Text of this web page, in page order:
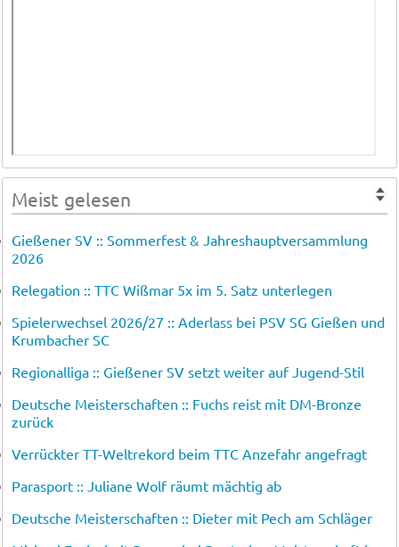
Meist gelesen
Gießener SV :: Sommerfest & Jahreshauptversammlung
2026
Relegation :: TTC Wißmar 5x im 5. Satz unterlegen
Spielerwechsel 2026/27 :: Aderlass bei PSV SG Gießen und
Krumbacher SC
Regionalliga :: Gießener SV setzt weiter auf Jugend-Stil
Deutsche Meisterschaften :: Fuchs reist mit DM-Bronze
zurück
Verrückter TT-Weltrekord beim TTC Anzefahr angefragt
Parasport :: Juliane Wolf räumt mächtig ab
Deutsche Meisterschaften :: Dieter mit Pech am Schläger